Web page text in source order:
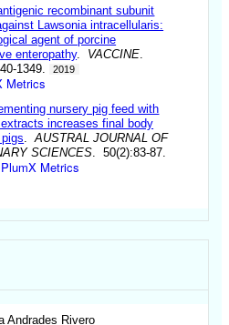
recombinant subunit
Lawsonia intracellularis:
agent of porcine
enteropathy. VACCINE
1349.
2019
Metrics
nursery pig feed with
increases final body
.AUSTRAL JOURNAL OF
SCIENCES . 50(2):83-87.
PlumX Metrics
Andrades Rivero